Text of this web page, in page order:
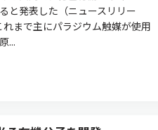
と発表した（ニュースリリー
まで主にパラジウム触媒が使用
...